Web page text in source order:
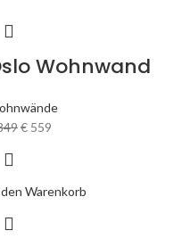
Wohnwand
€ 559
Warenkorb